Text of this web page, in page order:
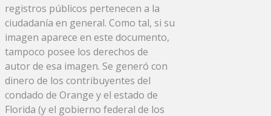
registros públicos pertenecen a la
ciudadanía en general. Como tal, si su
imagen aparece en este documento,
tampoco posee los derechos de
autor de esa imagen. Se generó con
dinero de los contribuyentes del
condado de Orange y el estado de
Florida (y el gobierno federal de los